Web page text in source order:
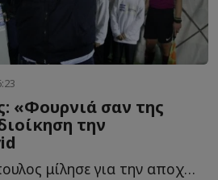
«Φουρνιά σαν της
την
Ο Νίκος Λυμπερόπουλος μίλησε για την αποχώρησή του α...